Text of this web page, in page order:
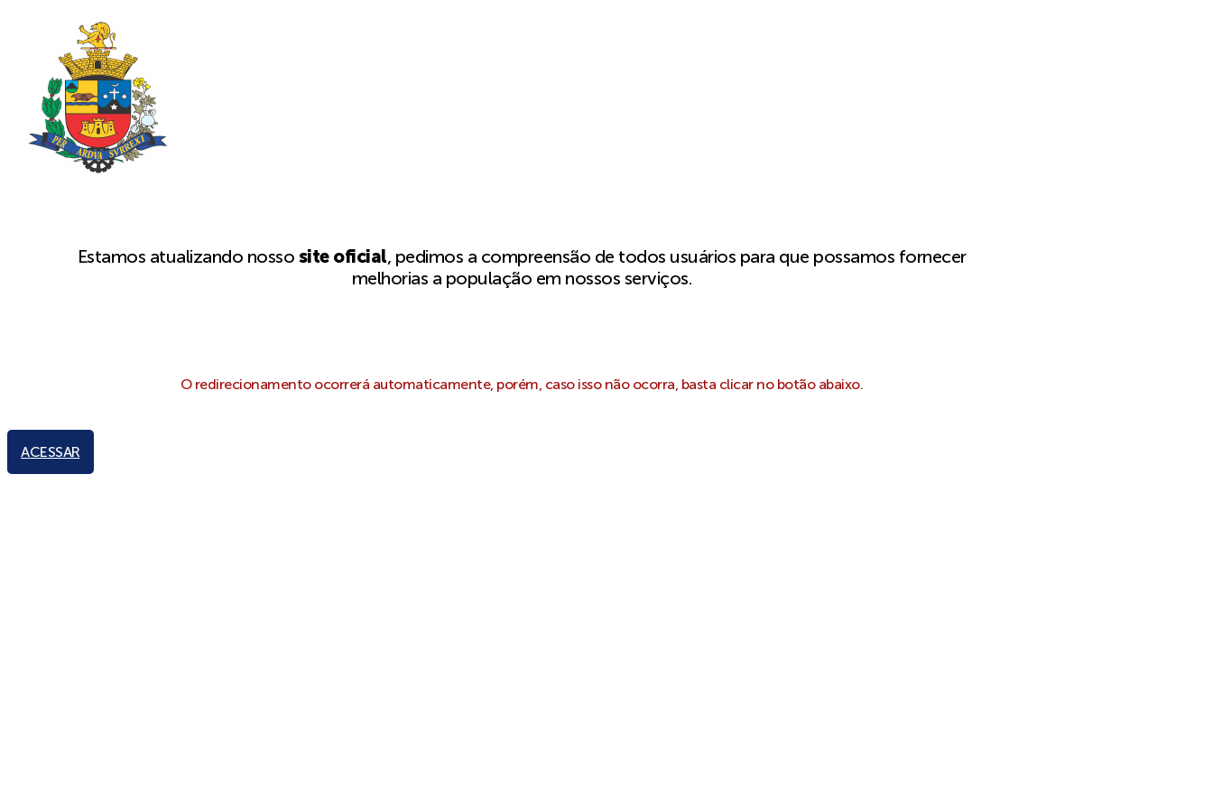
Estamos atualizando nosso site oficial, pedimos a compreensão de todos usuários para que possamos fornecer
melhorias a população em nossos serviços.
O redirecionamento ocorrerá automaticamente, porém, caso isso não ocorra, basta clicar no botão abaixo.
ACESSAR